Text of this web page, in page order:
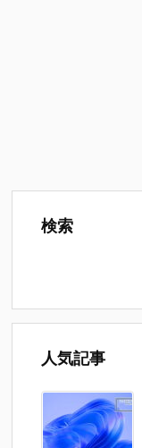
検索
人気記事